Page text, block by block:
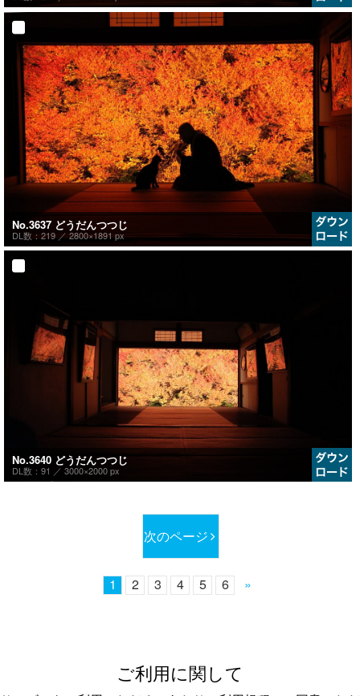
No.3637 どうだんつつじ
DL数：219 ／ 2800×1891 px
No.3640 どうだんつつじ
DL数：91 ／ 3000×2000 px
次のページ
1 2 3 4 5 6 »
ご利用に関して